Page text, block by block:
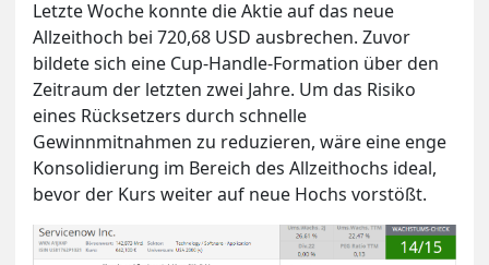
Letzte Woche konnte die Aktie auf das neue
Allzeithoch bei 720,68 USD ausbrechen. Zuvor
bildete sich eine Cup-Handle-Formation über den
Zeitraum der letzten zwei Jahre. Um das Risiko
eines Rücksetzers durch schnelle
Gewinnmitnahmen zu reduzieren, wäre eine enge
Konsolidierung im Bereich des Allzeithochs ideal,
bevor der Kurs weiter auf neue Hochs vorstößt.